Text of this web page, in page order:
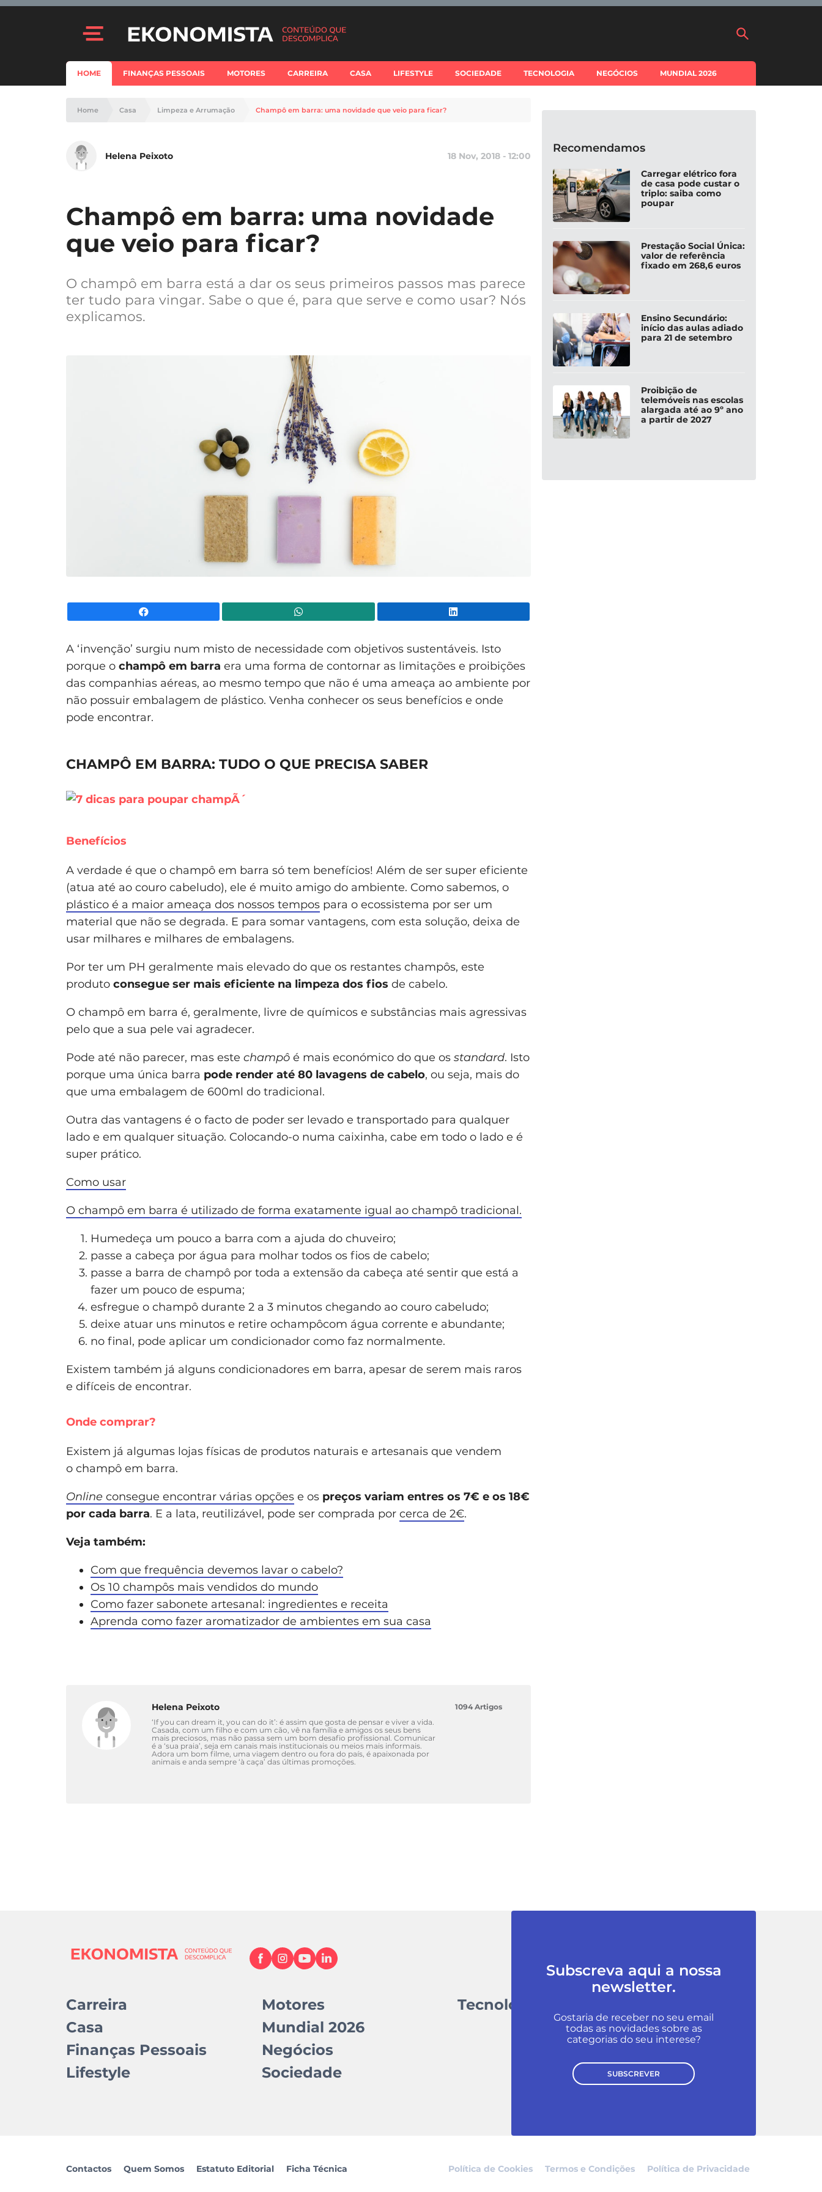
HOME FINANÇAS PESSOAIS MOTORES CARREIRA CASA LIFESTYLE SOCIEDADE TECNOLOGIA NEGÓCIOS MUNDIAL 2026
Home Casa Limpeza e Arrumação Champô em barra: uma novidade que veio para ficar?
Helena Peixoto 18 Nov, 2018 - 12:00
Champô em barra: uma novidade
que veio para ficar?
O champô em barra está a dar os seus primeiros passos mas parece
ter tudo para vingar. Sabe o que é, para que serve e como usar? Nós
explicamos.
A ‘invenção’ surgiu num misto de necessidade com objetivos sustentáveis. Isto
porque o champô em barra era uma forma de contornar as limitações e proibições
das companhias aéreas, ao mesmo tempo que não é uma ameaça ao ambiente por
não possuir embalagem de plástico. Venha conhecer os seus benefícios e onde
pode encontrar.
CHAMPÔ EM BARRA: TUDO O QUE PRECISA SABER
Benefícios
A verdade é que o champô em barra só tem benefícios! Além de ser super eficiente
(atua até ao couro cabeludo), ele é muito amigo do ambiente. Como sabemos, o
plástico é a maior ameaça dos nossos tempos para o ecossistema por ser um
material que não se degrada. E para somar vantagens, com esta solução, deixa de
usar milhares e milhares de embalagens.
Por ter um PH geralmente mais elevado do que os restantes champôs, este
produto consegue ser mais eficiente na limpeza dos fios de cabelo.
O champô em barra é, geralmente, livre de químicos e substâncias mais agressivas
pelo que a sua pele vai agradecer.
Pode até não parecer, mas este champô é mais económico do que os standard. Isto
porque uma única barra pode render até 80 lavagens de cabelo, ou seja, mais do
que uma embalagem de 600ml do tradicional.
Outra das vantagens é o facto de poder ser levado e transportado para qualquer
lado e em qualquer situação. Colocando-o numa caixinha, cabe em todo o lado e é
super prático.
Como usar
O champô em barra é utilizado de forma exatamente igual ao champô tradicional.
Humedeça um pouco a barra com a ajuda do chuveiro;
passe a cabeça por água para molhar todos os fios de cabelo;
passe a barra de champô por toda a extensão da cabeça até sentir que está a
fazer um pouco de espuma;
esfregue o champô durante 2 a 3 minutos chegando ao couro cabeludo;
deixe atuar uns minutos e retire ochampôcom água corrente e abundante;
no final, pode aplicar um condicionador como faz normalmente.
Existem também já alguns condicionadores em barra, apesar de serem mais raros
e difíceis de encontrar.
Onde comprar?
Existem já algumas lojas físicas de produtos naturais e artesanais que vendem
o champô em barra.
Online consegue encontrar várias opções e os preços variam entres os 7€ e os 18€
por cada barra. E a lata, reutilizável, pode ser comprada por cerca de 2€.
Veja também:
Com que frequência devemos lavar o cabelo?
Os 10 champôs mais vendidos do mundo
Como fazer sabonete artesanal: ingredientes e receita
Aprenda como fazer aromatizador de ambientes em sua casa
Helena Peixoto
‘If you can dream it, you can do it’: é assim que gosta de pensar e viver a vida.
Casada, com um filho e com um cão, vê na família e amigos os seus bens
mais preciosos, mas não passa sem um bom desafio profissional. Comunicar
é a ‘sua praia’, seja em canais mais institucionais ou meios mais informais.
Adora um bom filme, uma viagem dentro ou fora do país, é apaixonada por
animais e anda sempre ‘à caça’ das últimas promoções.
1094 Artigos
Recomendamos
Carregar elétrico fora
de casa pode custar o
triplo: saiba como
poupar
Prestação Social Única:
valor de referência
fixado em 268,6 euros
Ensino Secundário:
início das aulas adiado
para 21 de setembro
Proibição de
telemóveis nas escolas
alargada até ao 9º ano
a partir de 2027
Carreira
Casa
Finanças Pessoais
Lifestyle
Motores
Mundial 2026
Negócios
Sociedade
Tecnologia
Subscreva aqui a nossa
newsletter.
Gostaria de receber no seu email
todas as novidades sobre as
categorias do seu interese?
SUBSCREVER
Contactos Quem Somos Estatuto Editorial Ficha Técnica Política de Cookies Termos e Condições Política de Privacidade